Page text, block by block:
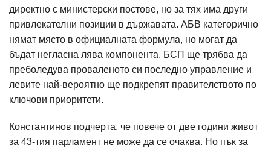
директно с министерски постове, но за тях има други
привлекателни позиции в държавата. АБВ категорично
нямат място в официалната формула, но могат да
бъдат негласна лява компонента. БСП ще трябва да
преболедува проваленото си последно управление и
левите най-вероятно ще подкрепят правителството по
ключови приоритети.
Константинов подчерта, че повече от две години живот
за 43-тия парламент не може да се очаква. Но пък за